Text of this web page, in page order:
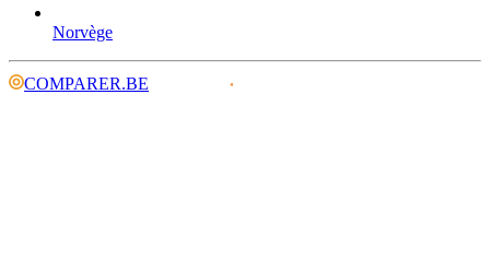
Norvège
COMPARER.BE